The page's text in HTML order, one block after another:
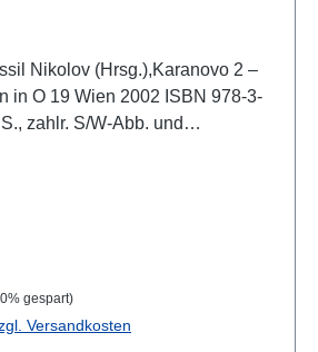
Nikolov (Hrsg.),Karanovo 2 –
in O 19 Wien 2002 ISBN 978-3-
zahlr. S/W-Abb. und
gespart)
Versandkosten